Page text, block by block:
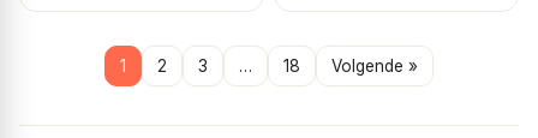
1 2 3 … 18 Volgende »